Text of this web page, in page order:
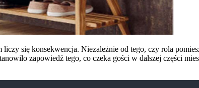
się konsekwencja. Niezależnie od tego, czy rola
zapowiedź tego, co czeka gości w dalszej części